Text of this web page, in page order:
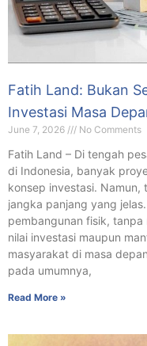
Fatih Land: Bukan
Investasi Masa
June 7, 2026 No Comments
Fatih Land – Di tengah
di Indonesia, banyak
konsep investasi.
jangka panjang yang
pembangunan fisik,
nilai investasi maupun
masyarakat di masa
pada umumnya,
Read More »